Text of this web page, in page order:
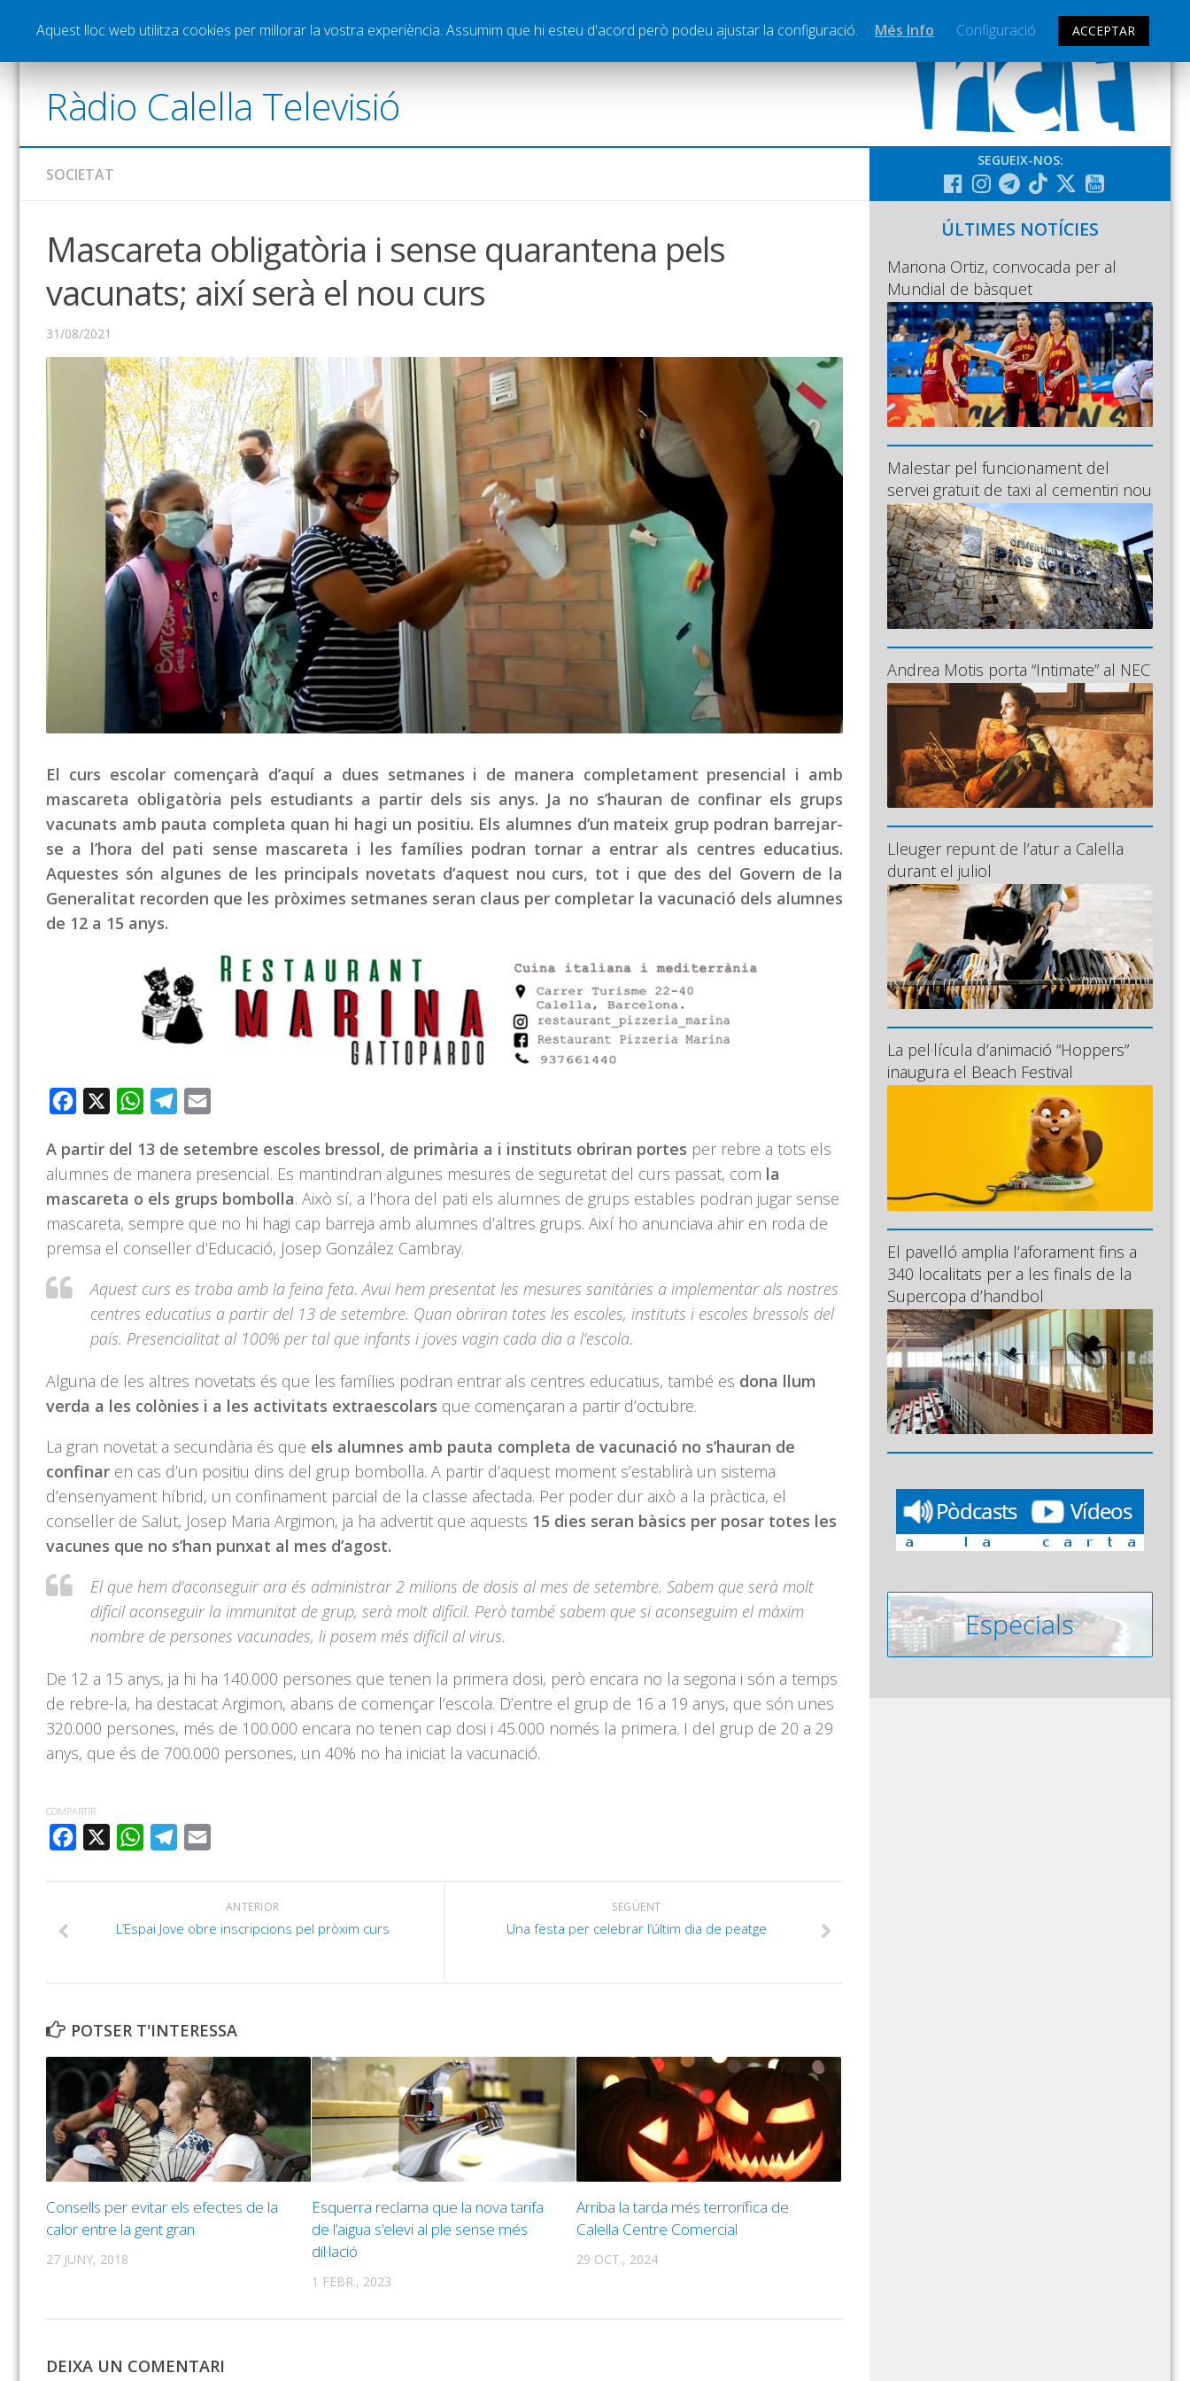
Notícies Esports Pòdcasts Vídeos Graella Publicitat Contacte
Ràdio Calella Televisió
SOCIETAT
Mascareta obligatòria i sense quarantena pels
vacunats; així serà el nou curs
31/08/2021
El curs escolar començarà d’aquí a dues setmanes i de manera completament presencial i amb
mascareta obligatòria pels estudiants a partir dels sis anys. Ja no s’hauran de confinar els grups
vacunats amb pauta completa quan hi hagi un positiu. Els alumnes d’un mateix grup podran barrejar-
se a l’hora del pati sense mascareta i les famílies podran tornar a entrar als centres educatius.
Aquestes són algunes de les principals novetats d’aquest nou curs, tot i que des del Govern de la
Generalitat recorden que les pròximes setmanes seran claus per completar la vacunació dels alumnes
de 12 a 15 anys.
Facebook WhatsAppTelegram
A partir del 13 de setembre escoles bressol, de primària a i instituts obriran portes per rebre a tots els
alumnes de manera presencial. Es mantindran algunes mesures de seguretat del curs passat, com la
mascareta o els grups bombolla. Això sí, a l’hora del pati els alumnes de grups estables podran jugar sense
mascareta, sempre que no hi hagi cap barreja amb alumnes d’altres grups. Així ho anunciava ahir en roda de
premsa el conseller d’Educació, Josep González Cambray.
Aquest curs es troba amb la feina feta. Avui hem presentat les mesures sanitàries a implementar als nostres
centres educatius a partir del 13 de setembre. Quan obriran totes les escoles, instituts i escoles bressols del
país. Presencialitat al 100% per tal que infants i joves vagin cada dia a l’escola.
Alguna de les altres novetats és que les famílies podran entrar als centres educatius, també es dona llum
verda a les colònies i a les activitats extraescolars que començaran a partir d’octubre.
La gran novetat a secundària és que els alumnes amb pauta completa de vacunació no s’hauran de
confinar en cas d’un positiu dins del grup bombolla. A partir d’aquest moment s’establirà un sistema
d’ensenyament híbrid, un confinament parcial de la classe afectada. Per poder dur això a la pràctica, el
conseller de Salut, Josep Maria Argimon, ja ha advertit que aquests 15 dies seran bàsics per posar totes les
vacunes que no s’han punxat al mes d’agost.
El que hem d’aconseguir ara és administrar 2 milions de dosis al mes de setembre. Sabem que serà molt
difícil aconseguir la immunitat de grup, serà molt difícil. Però també sabem que si aconseguim el màxim
nombre de persones vacunades, li posem més difícil al virus.
De 12 a 15 anys, ja hi ha 140.000 persones que tenen la primera dosi, però encara no la segona i són a temps
de rebre-la, ha destacat Argimon, abans de començar l’escola. D’entre el grup de 16 a 19 anys, que són unes
320.000 persones, més de 100.000 encara no tenen cap dosi i 45.000 només la primera. I del grup de 20 a 29
anys, que és de 700.000 persones, un 40% no ha iniciat la vacunació.
COMPARTIR
FACEBOOK
WHATSAPPTELEGRAM
SEGÜENT
Una festa per celebrar l’últim dia de peatge
ANTERIOR
L’Espai Jove obre inscripcions pel pròxim curs
POTSER T'INTERESSA
Consells per evitar els efectes de la
calor entre la gent gran
27 JUNY, 2018
Esquerra reclama que la nova tarifa
de l’aigua s’elevi al ple sense més
dil·lació
1 FEBR., 2023
Arriba la tarda més terrorífica de
Calella Centre Comercial
29 OCT., 2024
DEIXA UN COMENTARI
SEGUEIX-NOS:
ÚLTIMES NOTÍCIES
Mariona Ortiz, convocada per al
Mundial de bàsquet
Malestar pel funcionament del
servei gratuït de taxi al cementiri nou
Andrea Motis porta “Intimate” al NEC
Lleuger repunt de l’atur a Calella
durant el juliol
La pel·lícula d’animació “Hoppers”
inaugura el Beach Festival
El pavelló amplia l’aforament fins a
340 localitats per a les finals de la
Supercopa d’handbol
Aquest lloc web utilitza cookies per millorar la vostra experiència. Assumim que hi esteu d'acord però podeu ajustar la configuració. Més Info Configuració ACCEPTAR